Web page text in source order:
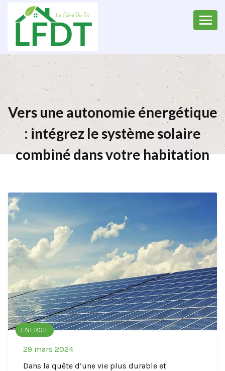
Vers une autonomie énergétique
: intégrez le système solaire
combiné dans votre habitation
ENERGIE
29 mars 2024
Dans la quête d’une vie plus durable et